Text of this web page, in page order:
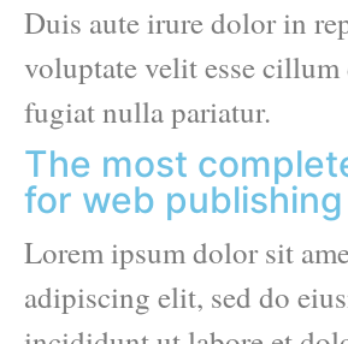
Duis aute irure dolor in
voluptate velit esse cillum
fugiat nulla pariatur.
The most
for web publishing
Lorem ipsum dolor sit
adipiscing elit, sed do